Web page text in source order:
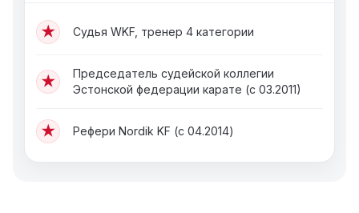
★ Судья WKF, тренер 4 категории
★
Председатель судейской коллегии
Эстонской федерации карате (с 03.2011)
★ Рефери Nordik KF (с 04.2014)